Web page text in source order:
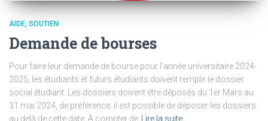
AIDE, SOUTIEN
Demande de bourses
Pour faire leur demande de bourse pour l’année universitaire 2024-
2025, les étudiants et futurs étudiants doivent remplir le dossier
social étudiant. Les dossiers doivent être déposés du 1er Mars au
31 mai 2024, de préférence. il est possible de déposer les dossiers
au delà de cette date. À compter de
Lire la suite